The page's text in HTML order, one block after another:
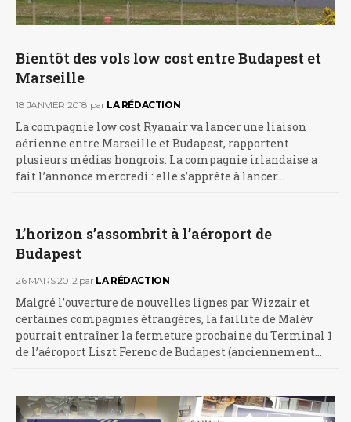
Bientôt des vols low cost entre Budapest et
Marseille
18 JANVIER 2018 par LA RÉDACTION
La compagnie low cost Ryanair va lancer une liaison
aérienne entre Marseille et Budapest, rapportent
plusieurs médias hongrois. La compagnie irlandaise a
fait l’annonce mercredi : elle s’apprête à lancer…
L’horizon s’assombrit à l’aéroport de
Budapest
26 MARS 2012 par LA RÉDACTION
Malgré l’ouverture de nouvelles lignes par Wizzair et
certaines compagnies étrangères, la faillite de Malév
pourrait entraîner la fermeture prochaine du Terminal 1
de l’aéroport Liszt Ferenc de Budapest (anciennement…